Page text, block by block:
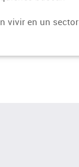
vivir en un sector